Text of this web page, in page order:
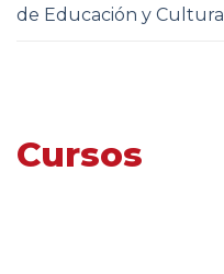
de Educación y Cultura
Cursos